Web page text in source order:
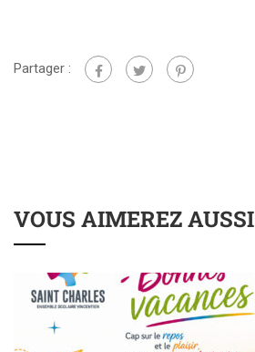
Partager :
VOUS AIMEREZ AUSSI